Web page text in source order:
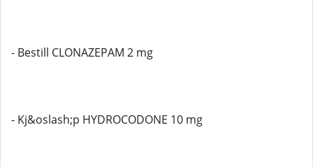
- Bestill CLONAZEPAM 2 mg
- Kj&oslash;p HYDROCODONE 10 mg